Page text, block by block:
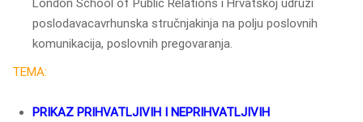
London School of Public Relations i Hrvatskoj udruzi
poslodavacavrhunska stručnjakinja na polju poslovnih
komunikacija, poslovnih pregovaranja.
TEMA:
PRIKAZ PRIHVATLJIVIH I NEPRIHVATLJIVIH